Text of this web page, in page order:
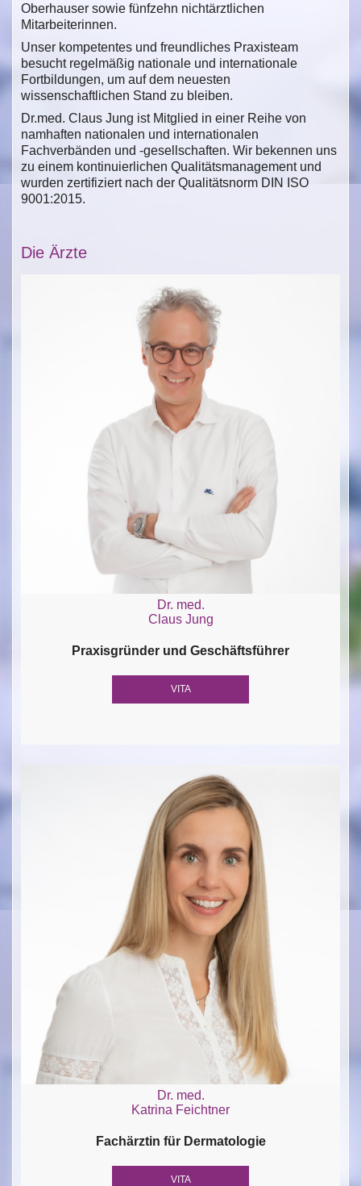
Oberhauser sowie fünfzehn nichtärztlichen
Mitarbeiterinnen.
Unser kompetentes und freundliches Praxisteam
besucht regelmäßig nationale und internationale
Fortbildungen, um auf dem neuesten
wissenschaftlichen Stand zu bleiben.
Dr.med. Claus Jung ist Mitglied in einer Reihe von
namhaften nationalen und internationalen
Fachverbänden und -gesellschaften. Wir bekennen uns
zu einem kontinuierlichen Qualitätsmanagement und
wurden zertifiziert nach der Qualitätsnorm DIN ISO
9001:2015.
Die Ärzte
Dr. med.
Claus Jung
Praxisgründer und Geschäftsführer
VITA
Dr. med.
Katrina Feichtner
Fachärztin für Dermatologie
VITA